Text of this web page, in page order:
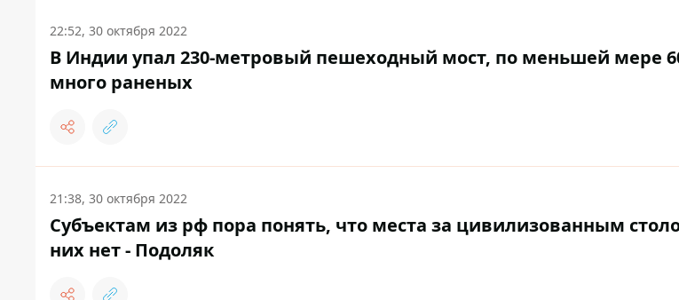
22:52, 30 октября 2022
В Индии упал 230-метровый пешеходный мост, по меньшей мере
много раненых
21:38, 30 октября 2022
Субъектам из рф пора понять, что места за цивилизованным
них нет - Подоляк